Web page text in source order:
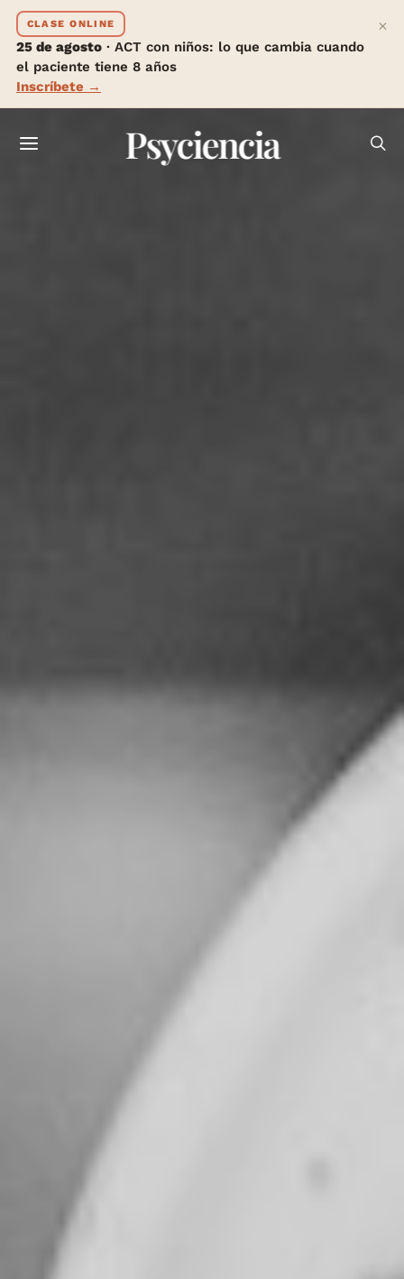
CLASE ONLINE
25 de agosto · ACT con niños: lo que cambia cuando
el paciente tiene 8 años
Inscríbete →
×
Psyciencia